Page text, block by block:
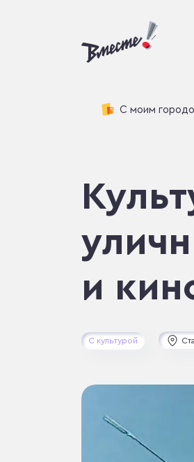
С моим
и
С культурой